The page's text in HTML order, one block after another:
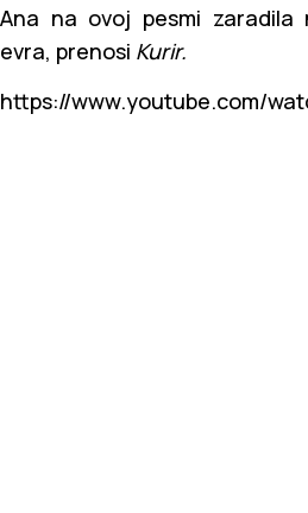
Ana na ovoj pesmi zaradila
evra, prenosi Kurir.
https://www.youtube.com/